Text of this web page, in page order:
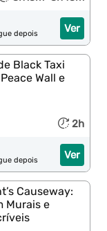
Ver
depois
Black Taxi
Wall e
2h
Ver
depois
Causeway:
Murais e